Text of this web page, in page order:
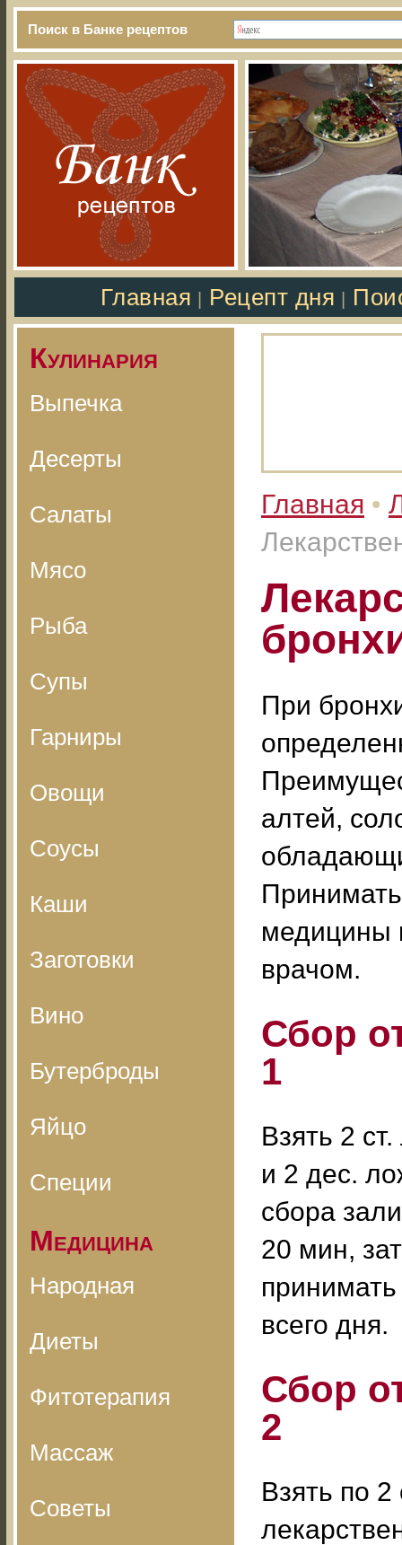
Поиск в Банке рецептов
Главная Рецепт дня
Кулинария
Выпечка
Десерты
Салаты
Мясо
Рыба
Супы
Гарниры
Овощи
Соусы
Каши
Заготовки
Вино
Бутерброды
Яйцо
Специи
Медицина
Народная
Диеты
Фитотерапия
Массаж
Советы
Главная •
При
алтей,
медицины
врачом.
Сбор
1
Взять 2
и 2 дес.
сбора
20 мин,
всего дня.
Сбор
2
Взять по 2